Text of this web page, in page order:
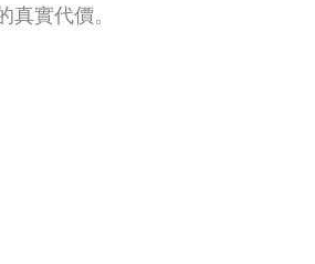
實代價。